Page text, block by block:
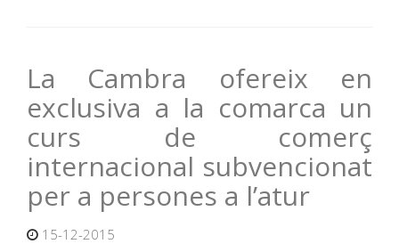
La Cambra ofereix en
exclusiva a la comarca un
curs de comerç
internacional subvencionat
per a persones a l’atur
15-12-2015